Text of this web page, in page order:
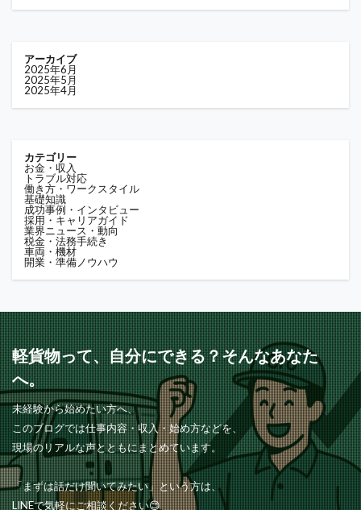
アーカイブ
2025年6月
2025年5月
2025年4月
カテゴリー
お金・収入
トラブル対応
働き方・ワークスタイル
基礎知識
成功事例・インタビュー
採用・キャリアガイド
業界ニュース・動向
税金・法務手続き
車両・機材
開業・準備ノウハウ
軽貨物って、自分にできる？そんなあなた
へ。
未経験から始めたい方へ、
このブログでは仕事内容・収入・始め方などを、
現場のリアルな声とともにまとめています。
「まずは話だけ聞いてみたい」という方は、
LINEで気軽にご相談ください😊